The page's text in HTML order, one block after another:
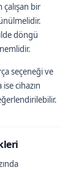
çalışan bir
döngü
seçeneği ve
cihazın